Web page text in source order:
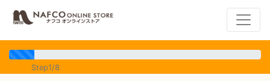
Step1/8